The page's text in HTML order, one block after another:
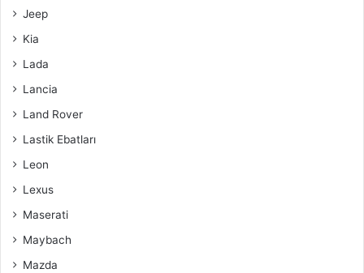
Jeep
Kia
Lada
Lancia
Land Rover
Lastik Ebatları
Leon
Lexus
Maserati
Maybach
Mazda